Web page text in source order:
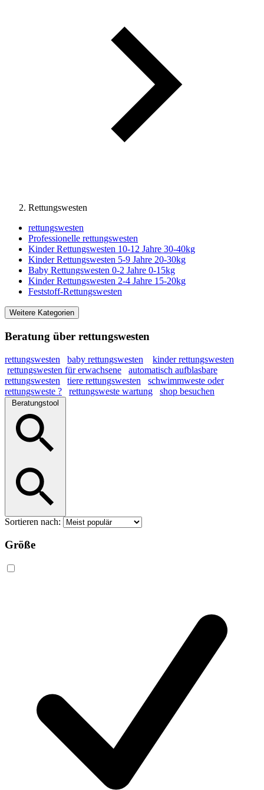
Rettungswesten
rettungswesten
Professionelle rettungswesten
Kinder Rettungswesten 10-12 Jahre 30-40kg
Kinder Rettungswesten 5-9 Jahre 20-30kg
Baby Rettungswesten 0-2 Jahre 0-15kg
Kinder Rettungswesten 2-4 Jahre 15-20kg
Feststoff-Rettungswesten
Weitere Kategorien
Beratung über rettungswesten
rettungswesten baby rettungswesten
kinder rettungswesten
rettungswesten für erwachsene
automatisch aufblasbare
rettungswesten
tiere rettungswesten
schwimmweste oder
rettungsweste ?
rettungsweste wartung shop besuchen
Beratungstool
Sortieren nach:
Größe